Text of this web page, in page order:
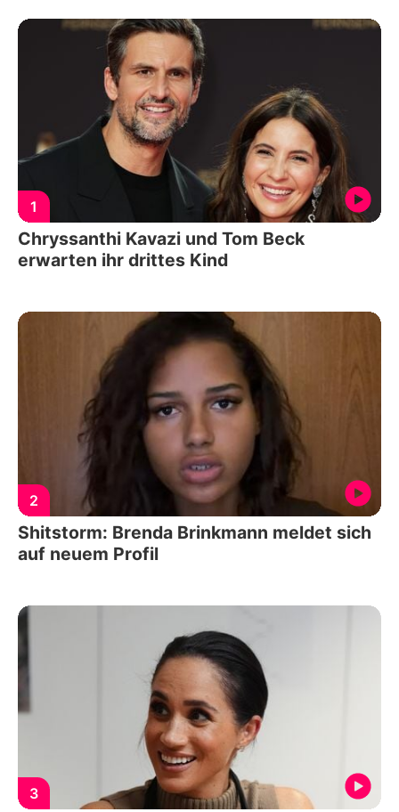
1
Chryssanthi Kavazi und Tom Beck
erwarten ihr drittes Kind
2
Shitstorm: Brenda Brinkmann meldet sich
auf neuem Profil
3